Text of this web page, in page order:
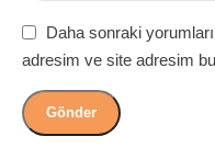
Daha sonraki
adresim ve site adresim